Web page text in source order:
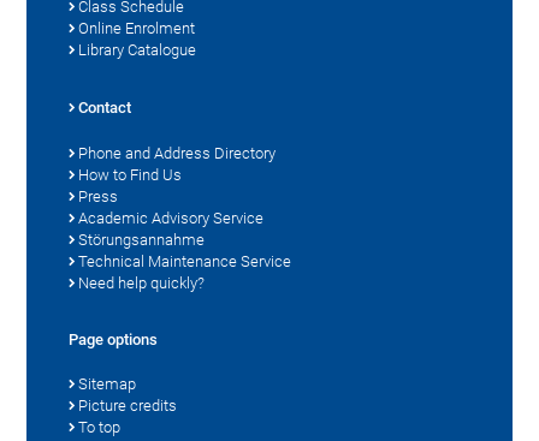
Class Schedule
Online Enrolment
Library Catalogue
Contact
Phone and Address Directory
How to Find Us
Press
Academic Advisory Service
Störungsannahme
Technical Maintenance Service
Need help quickly?
Page options
Sitemap
Picture credits
To top